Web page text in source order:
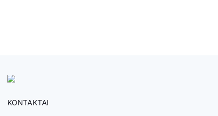
KONTAKTAI